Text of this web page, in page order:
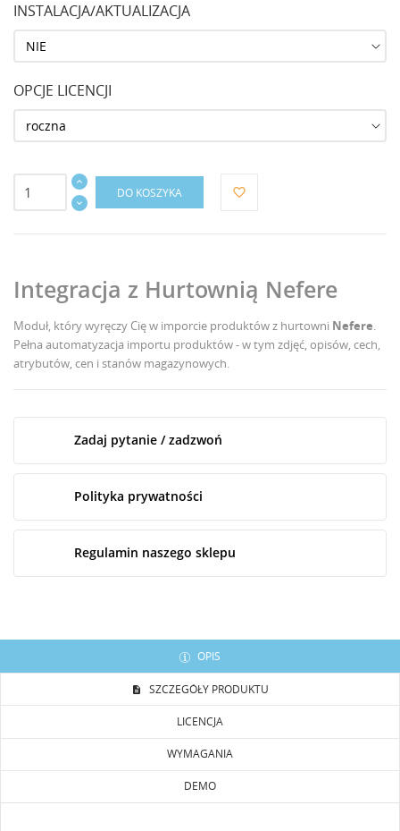
INSTALACJA/AKTUALIZACJA
OPCJE LICENCJI
DO KOSZYKA favorite_border
Integracja z Hurtownią Nefere
Moduł, który wyręczy Cię w imporcie produktów z hurtowni Nefere.
Pełna automatyzacja importu produktów - w tym zdjęć, opisów, cech,
atrybutów, cen i stanów magazynowych.
Zadaj pytanie / zadzwoń
Polityka prywatności
Regulamin naszego sklepu
OPIS
SZCZEGÓŁY PRODUKTU
LICENCJA
WYMAGANIA
DEMO